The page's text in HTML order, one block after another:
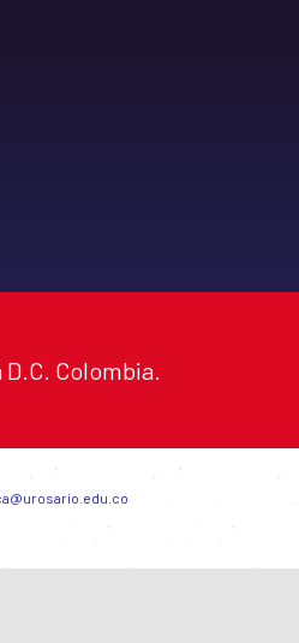
Colombia.